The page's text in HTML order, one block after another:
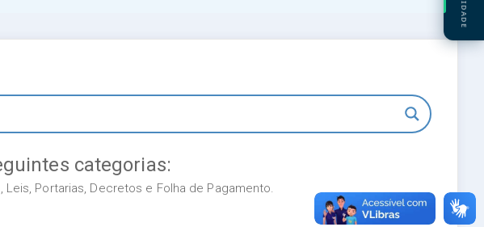
categorias:
Portarias, Decretos e Folha de Pagamento.